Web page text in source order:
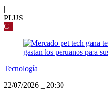
|
PLUS
G
Tecnología
22/07/2026
20:30